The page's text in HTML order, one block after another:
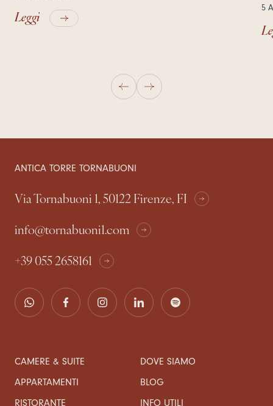
Leggi 5
ANTICA TORRE TORNABUONI
Via Tornabuoni 1, 50122 Firenze, FI
info@tornabuoni1.com
+39 055 2658161
CAMERE & SUITE
APPARTAMENTI
RISTORANTE
DOVE SIAMO
BLOG
INFO UTILI